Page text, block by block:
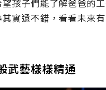
孩子們能了解爸爸的
實還不錯，看看未來
武藝樣樣精通